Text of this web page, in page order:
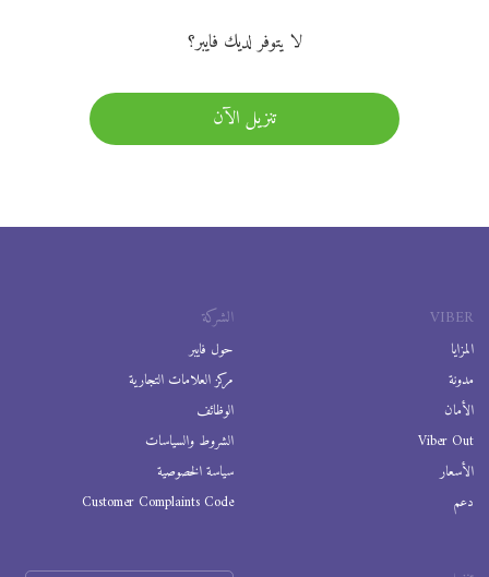
لا يتوفر لديك فايبر؟
تنزيل الآن
VIBER
المزايا
مدونة
الأمان
Viber Out
الأسعار
دعم
الشركة
حول فايبر
مركز العلامات التجارية
الوظائف
الشروط والسياسات
سياسة الخصوصية
Customer Complaints Code